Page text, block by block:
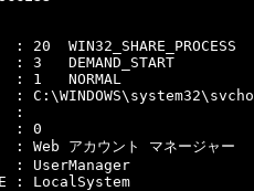
: 20  WIN32_SHARE_PROCESS
: 3   DEMAND_START
: 1   NORMAL
:
:
: 0
Web アカウント マネージャー
: UserManager
: LocalSystem